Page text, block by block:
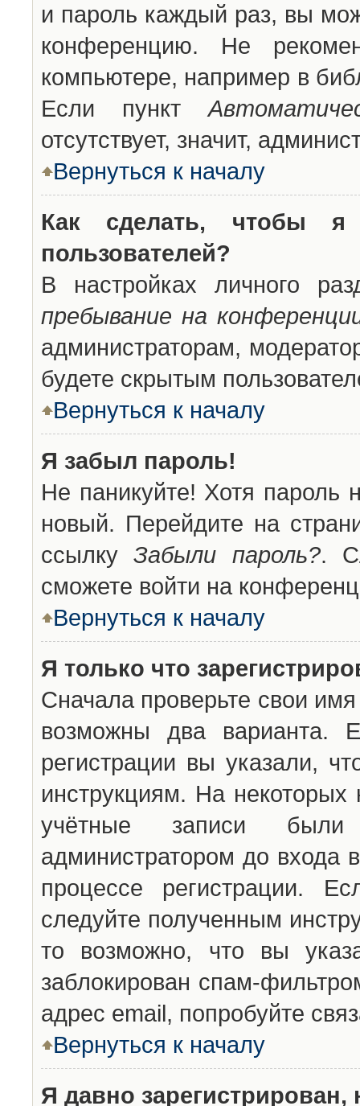
и пароль каждый раз, вы
конференцию. Не
компьютере, например в
Если пункт
отсутствует, значит,
Вернуться к началу
Как сделать, чтобы
пользователей?
В настройках личного
пребывание на
администраторам,
будете скрытым
Вернуться к началу
Я забыл пароль!
Не паникуйте! Хотя пароль
новый. Перейдите на
ссылкуЗабыли пароль?.
сможете войти на
Вернуться к началу
Я только что
Сначала проверьте свои
возможны два варианта.
регистрации вы указали,
инструкциям. На
учётные записи были
администратором до входа
процессе регистрации.
следуйте полученным
то возможно, что вы
заблокирован спам-
адрес email, попробуйте
Вернуться к началу
Я давно